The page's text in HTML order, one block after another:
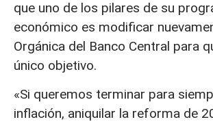
que uno de los pilares de su
económico es modificar
Orgánica del Banco Central para
único objetivo.
«Si queremos terminar para
inflación, aniquilar la reforma de